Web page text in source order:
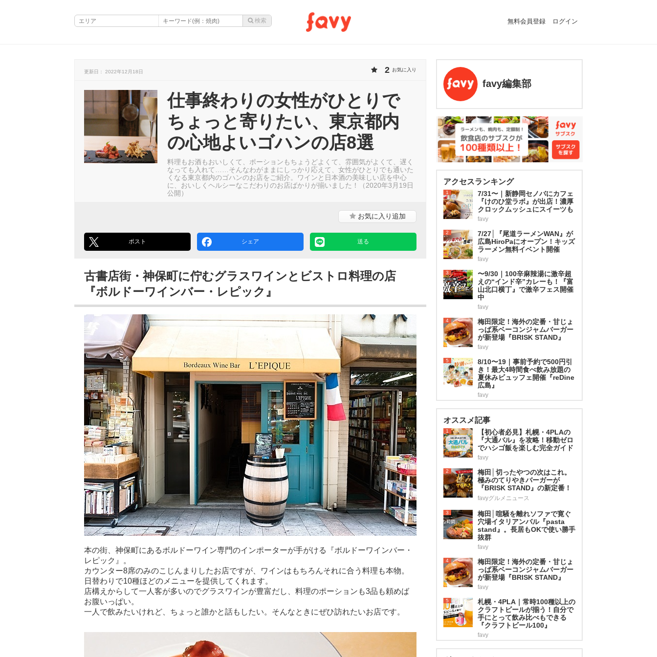
無料会員登録 ログイン
更新日： 2022年12月18日 2 お気に入り
仕事終わりの女性がひとりで
ちょっと寄りたい、東京都内
の心地よいゴハンの店8選
料理もお酒もおいしくて、ポーションもちょうどよくて、雰囲気がよくて、遅く
なっても入れて……そんなわがままにしっかり応えて、女性がひとりでも通いた
くなる東京都内のゴハンのお店をご紹介。ワインと日本酒の美味しい店を中心
に、おいしくヘルシーなこだわりのお店ばかりが揃いました！（2020年3月19日
公開）
お気に入り追加
ポスト シェア 送る
古書店街・神保町に佇むグラスワインとビストロ料理の店
『ボルドーワインバー・レピック』
本の街、神保町にあるボルドーワイン専門のインポーターが手がける『ボルドーワインバー・
レピック』。
カウンター8席のみのこじんまりしたお店ですが、ワインはもちろんそれに合う料理も本物。
日替わりで10種ほどのメニューを提供してくれます。
店構えからして一人客が多いのでグラスワインが豊富だし、料理のポーションも3品も頼めば
お腹いっぱい。
一人で飲みたいけれど、ちょっと誰かと話もしたい。そんなときにぜひ訪れたいお店です。
favy編集部
アクセスランキング
1
7/31〜｜新静岡セノバにカフェ
『けのひ堂ラボ』が出店！濃厚
クロックムッシュにスイーツも
favy
2
7/27│『尾道ラーメンWAN』が
広島HiroPaにオープン！キッズ
ラーメン無料イベント開催
favy
3
〜9/30｜100辛麻辣湯に激辛超
えの“インド辛”カレーも！『富
山北口横丁』で激辛フェス開催
中
favy
4
梅田限定！海外の定番・甘じょ
っぱ系ベーコンジャムバーガー
が新登場『BRISK STAND』
favy
5
8/10〜19｜事前予約で500円引
き！最大4時間食べ飲み放題の
夏休みビュッフェ開催『reDine
広島』
favy
オススメ記事
1
【初心者必見】札幌・4PLAの
『大通バル』を攻略！移動ゼロ
でハシゴ飯を楽しむ完全ガイド
favy
2
梅田│切ったやつの次はこれ。
極みのてりやきバーガーが
『BRISK STAND』の新定番！
favyグルメニュース
3
梅田│喧騒を離れソファで寛ぐ
穴場イタリアンバル『pasta
stand』。長居もOKで使い勝手
抜群
favy
4
梅田限定！海外の定番・甘じょ
っぱ系ベーコンジャムバーガー
が新登場『BRISK STAND』
favy
5
札幌・4PLA｜常時100種以上の
クラフトビールが揃う！自分で
手にとって飲み比べもできる
『クラフトビール100』
favy